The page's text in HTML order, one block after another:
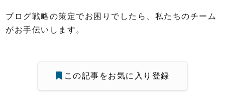
ブログ戦略の策定でお困りでしたら、私たちのチーム
がお手伝いします。
この記事をお気に入り登録